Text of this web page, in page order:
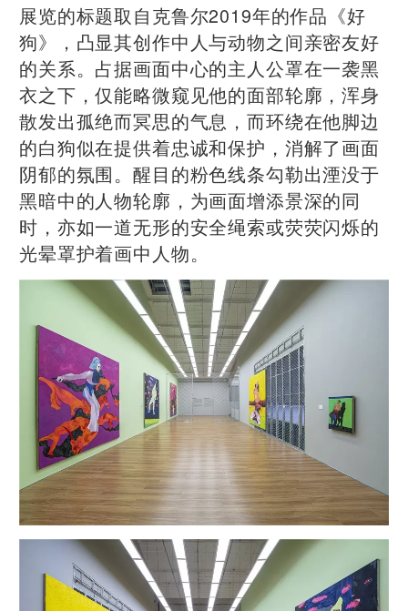
展览的标题取自克鲁尔2019年的作品《好
狗》，凸显其创作中人与动物之间亲密友好
的关系。占据画面中心的主人公罩在一袭黑
衣之下，仅能略微窥见他的面部轮廓，浑身
散发出孤绝而冥思的气息，而环绕在他脚边
的白狗似在提供着忠诚和保护，消解了画面
阴郁的氛围。醒目的粉色线条勾勒出湮没于
黑暗中的人物轮廓，为画面增添景深的同
时，亦如一道无形的安全绳索或荧荧闪烁的
光晕罩护着画中人物。